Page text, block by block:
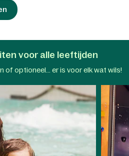
park.
voor alle leeftijden
of optioneel... er is voor elk wat wils!